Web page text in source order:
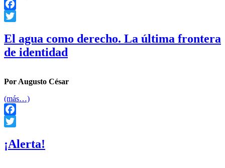
Facebook
El agua como derecho. La última frontera
de identidad
Por Augusto César
(más…)
Facebook
¡Alerta!